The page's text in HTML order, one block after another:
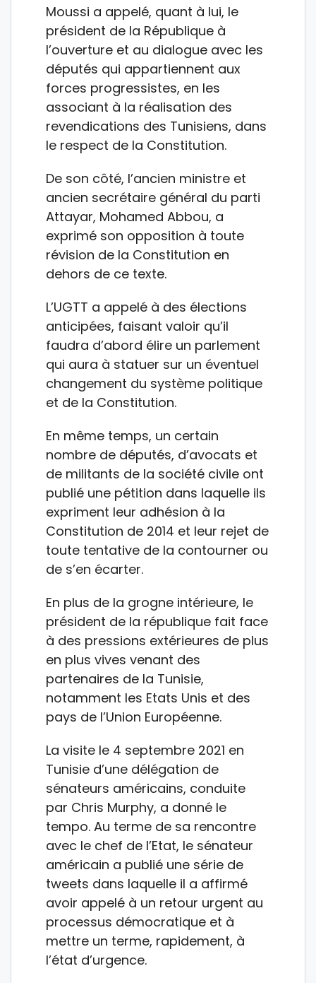
Moussi a appelé, quant à lui, le
président de la République à
l’ouverture et au dialogue avec les
députés qui appartiennent aux
forces progressistes, en les
associant à la réalisation des
revendications des Tunisiens, dans
le respect de la Constitution.
De son côté, l’ancien ministre et
ancien secrétaire général du parti
Attayar, Mohamed Abbou, a
exprimé son opposition à toute
révision de la Constitution en
dehors de ce texte.
L’UGTT a appelé à des élections
anticipées, faisant valoir qu’il
faudra d’abord élire un parlement
qui aura à statuer sur un éventuel
changement du système politique
et de la Constitution.
En même temps, un certain
nombre de députés, d’avocats et
de militants de la société civile ont
publié une pétition dans laquelle ils
expriment leur adhésion à la
Constitution de 2014 et leur rejet de
toute tentative de la contourner ou
de s’en écarter.
En plus de la grogne intérieure, le
président de la république fait face
à des pressions extérieures de plus
en plus vives venant des
partenaires de la Tunisie,
notamment les Etats Unis et des
pays de l’Union Européenne.
La visite le 4 septembre 2021 en
Tunisie d’une délégation de
sénateurs américains, conduite
par Chris Murphy, a donné le
tempo. Au terme de sa rencontre
avec le chef de l’Etat, le sénateur
américain a publié une série de
tweets dans laquelle il a affirmé
avoir appelé à un retour urgent au
processus démocratique et à
mettre un terme, rapidement, à
l’état d’urgence.